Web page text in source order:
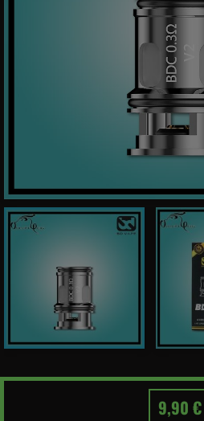
9,90 €